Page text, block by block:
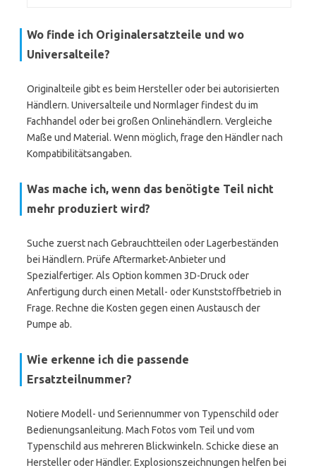
Wo finde ich Originalersatzteile und wo
Universalteile?
Originalteile gibt es beim Hersteller oder bei autorisierten
Händlern. Universalteile und Normlager findest du im
Fachhandel oder bei großen Onlinehändlern. Vergleiche
Maße und Material. Wenn möglich, frage den Händler nach
Kompatibilitätsangaben.
Was mache ich, wenn das benötigte Teil nicht
mehr produziert wird?
Suche zuerst nach Gebrauchtteilen oder Lagerbeständen
bei Händlern. Prüfe Aftermarket-Anbieter und
Spezialfertiger. Als Option kommen 3D-Druck oder
Anfertigung durch einen Metall- oder Kunststoffbetrieb in
Frage. Rechne die Kosten gegen einen Austausch der
Pumpe ab.
Wie erkenne ich die passende
Ersatzteilnummer?
Notiere Modell- und Seriennummer von Typenschild oder
Bedienungsanleitung. Mach Fotos vom Teil und vom
Typenschild aus mehreren Blickwinkeln. Schicke diese an
Hersteller oder Händler. Explosionszeichnungen helfen bei